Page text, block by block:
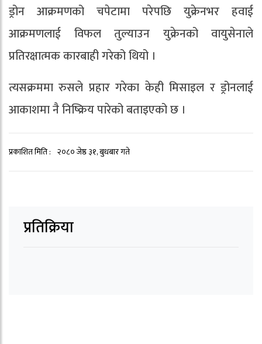
ड्रोन आक्रमणको चपेटामा परेपछि युक्रेनभर हवाई
आक्रमणलाई विफल तुल्याउन युक्रेनको वायुसेनाले
प्रतिरक्षात्मक कारबाही गरेको थियो ।
त्यसक्रममा रुसले प्रहार गरेका केही मिसाइल र ड्रोनलाई
आकाशमा नै निष्क्रिय पारेको बताइएको छ ।
प्रकाशित मिति : २०८० जेष्ठ ३१, बुधबार गते
प्रतिक्रिया